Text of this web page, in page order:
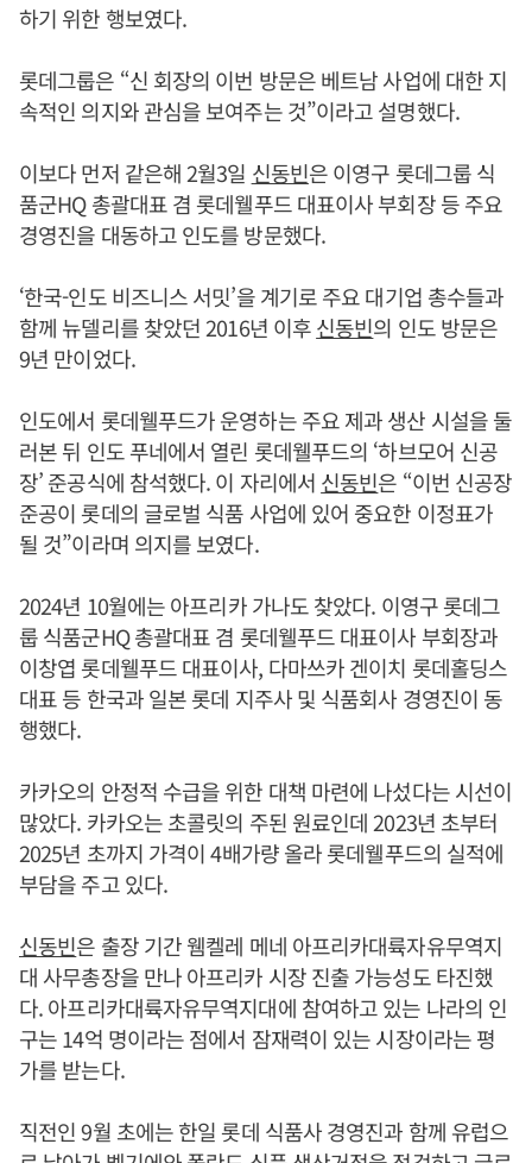
하기 위한 행보였다.
롯데그룹은 “신 회장의 이번 방문은 베트남 사업에 대한 지
속적인 의지와 관심을 보여주는 것”이라고 설명했다.
이보다 먼저 같은해 2월3일 신동빈은 이영구 롯데그룹 식
품군HQ 총괄대표 겸 롯데웰푸드 대표이사 부회장 등 주요
경영진을 대동하고 인도를 방문했다.
‘한국-인도 비즈니스 서밋’을 계기로 주요 대기업 총수들과
함께 뉴델리를 찾았던 2016년 이후신동빈의 인도 방문은
9년 만이었다.
인도에서 롯데웰푸드가 운영하는 주요 제과 생산 시설을 둘
러본 뒤 인도 푸네에서 열린 롯데웰푸드의 ‘하브모어 신공
장’ 준공식에 참석했다. 이 자리에서 신동빈은 “이번 신공장
준공이 롯데의 글로벌 식품 사업에 있어 중요한 이정표가
될 것”이라며 의지를 보였다.
2024년 10월에는 아프리카 가나도 찾았다. 이영구 롯데그
룹 식품군HQ 총괄대표 겸 롯데웰푸드 대표이사 부회장과
이창엽 롯데웰푸드 대표이사, 다마쓰카 겐이치 롯데홀딩스
대표 등 한국과 일본 롯데 지주사 및 식품회사 경영진이 동
행했다.
카카오의 안정적 수급을 위한 대책 마련에 나섰다는 시선이
많았다. 카카오는 초콜릿의 주된 원료인데 2023년 초부터
2025년 초까지 가격이 4배가량 올라 롯데웰푸드의 실적에
부담을 주고 있다.
신동빈은 출장 기간 웸켈레 메네 아프리카대륙자유무역지
대 사무총장을 만나 아프리카 시장 진출 가능성도 타진했
다. 아프리카대륙자유무역지대에 참여하고 있는 나라의 인
구는 14억 명이라는 점에서 잠재력이 있는 시장이라는 평
가를 받는다.
직전인 9월 초에는 한일 롯데 식품사 경영진과 함께 유럽으